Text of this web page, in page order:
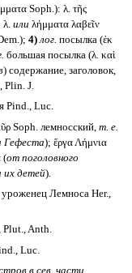
Soph.): λ. τῆς
λ. или λήμματα λαβεῖν
4) лог. посылка (ἐκ
большая посылка (λ. καὶ
) содержание, заголовок,
Plin. J.
Pind., Luc.
Soph. лемносский, т. е.
Гефеста); ἔργα Λήμνια
(от поголовного
их детей).
уроженец Лемноса Her.,
Plut., Anth.
Luc.
в сев. части